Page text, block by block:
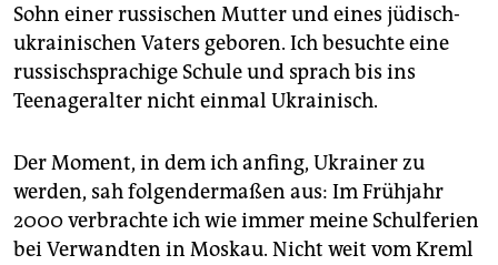
Sohn einer russischen Mutter und eines jüdisch-
ukrainischen Vaters geboren. Ich besuchte eine
russischsprachige Schule und sprach bis ins
Teenager­alter nicht einmal Ukrainisch.
Der Moment, in dem ich anfing, Ukrainer zu
werden, sah folgendermaßen aus: Im Frühjahr
2000 verbrachte ich wie immer meine Schulferien
bei Verwandten in Moskau. Nicht weit vom Kreml